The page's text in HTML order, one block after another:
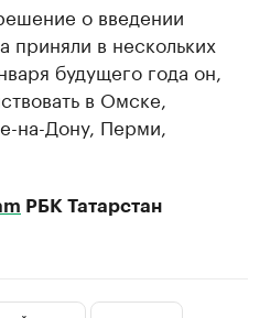
о введении
приняли в нескольких
будущего года он,
в Омске,
на-Дону, Перми,
РБК Татарстан